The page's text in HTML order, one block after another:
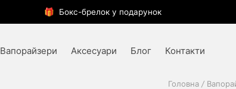
🎁 Бокс-брелок у подарунок
Вапорайзери Аксесуари Блог Контакти
Головна /